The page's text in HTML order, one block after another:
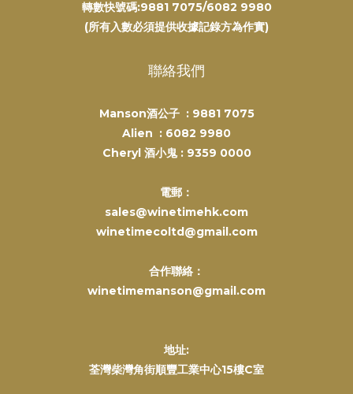
轉數快號碼:9881 7075/6082 9980
(所有入數必須提供收據記錄方為作實)
聯絡我們
Manson酒公子 : 9881 7075
Alien : 6082 9980
Cheryl 酒小鬼 : 9359 0000
電郵：
sales@winetimehk.com
winetimecoltd@gmail.com
合作聯絡：
winetimemanson@gmail.com
地址:
荃灣柴灣角街順豐工業中心15樓C室